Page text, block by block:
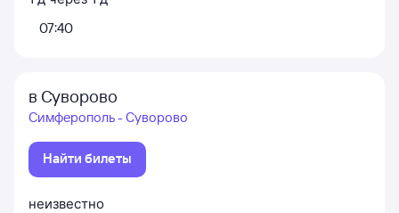
07:40
в Суворово
Симферополь - Суворово
Найти билеты
неизвестно